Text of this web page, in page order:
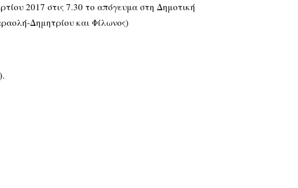
2017 στις 7.30 το απόγευμα στη Δημοτική
Δημητρίου και Φίλωνος)
.